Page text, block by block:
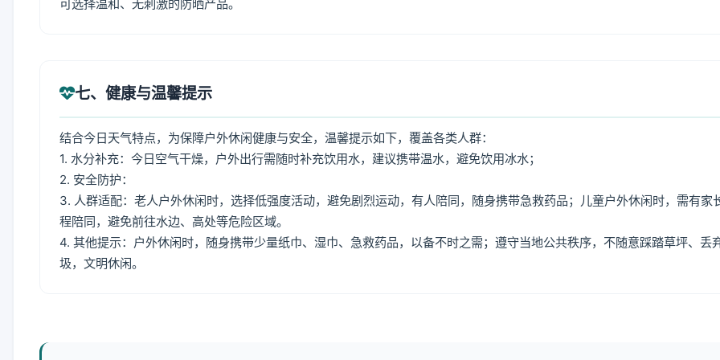
可选择温和、无刺激的防晒产品。
七、健康与温馨提示
结合今日天气特点，为保障户外休闲健康与安全，温馨提示如下，覆盖各类人群：
1. 水分补充：今日空气干燥，户外出行需随时补充饮用水，建议携带温水，避免饮用冰水；
2. 安全防护：
3. 人群适配：老人户外休闲时，选择低强度活动，避免剧烈运动，有人陪同，随身携带急救药品；儿童户外休闲时，需有家
程陪同，避免前往水边、高处等危险区域。
4. 其他提示：户外休闲时，随身携带少量纸巾、湿巾、急救药品，以备不时之需；遵守当地公共秩序，不随意踩踏草坪、丢
圾，文明休闲。